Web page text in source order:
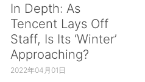
In Depth: As
Tencent Lays Off
Staff, Is Its ‘Winter’
Approaching?
2022年04月01日